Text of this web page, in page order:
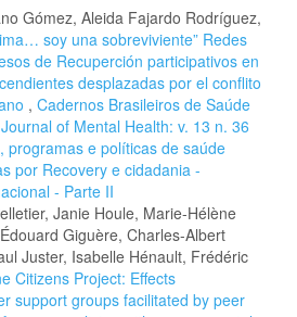
Gómez, Aleida Fajardo Rodríguez,
soy una sobreviviente” Redes
de Recuperción participativos en
desplazadas por el conflito
, Cadernos Brasileiros de Saúde
of Mental Health: v. 13 n. 36
programas e políticas de saúde
por Recovery e cidadania -
- Parte II
Janie Houle, Marie-Hélène
Giguère, Charles-Albert
Juster, Isabelle Hénault, Frédéric
Citizens Project: Effects
support groups facilitated by peer